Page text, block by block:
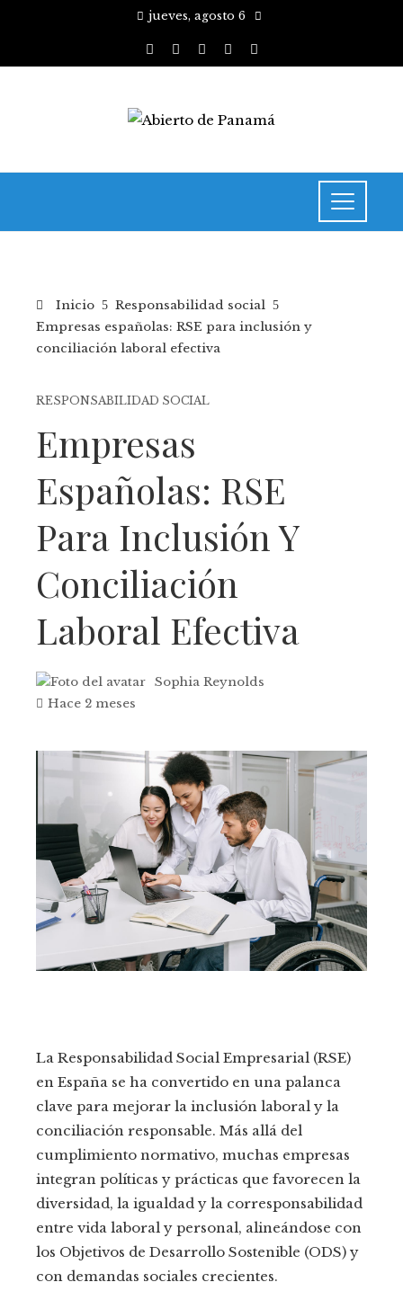
jueves, agosto 6
Inicio
Responsabilidad social
Empresas españolas: RSE para inclusión y
conciliación laboral efectiva
RESPONSABILIDAD SOCIAL
Empresas
Españolas: RSE
Para Inclusión Y
Conciliación
Laboral Efectiva
Sophia Reynolds
Hace 2 meses
La Responsabilidad Social Empresarial (RSE)
en España se ha convertido en una palanca
clave para mejorar la inclusión laboral y la
conciliación responsable. Más allá del
cumplimiento normativo, muchas empresas
integran políticas y prácticas que favorecen la
diversidad, la igualdad y la corresponsabilidad
entre vida laboral y personal, alineándose con
los Objetivos de Desarrollo Sostenible (ODS) y
con demandas sociales crecientes.